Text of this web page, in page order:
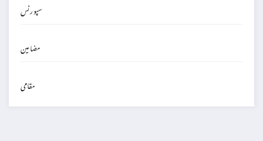
سپورٹس
مضامین
مقامی